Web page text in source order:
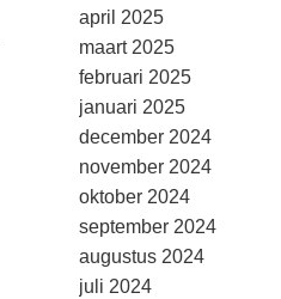
april 2025
maart 2025
februari 2025
januari 2025
december 2024
november 2024
oktober 2024
september 2024
augustus 2024
juli 2024